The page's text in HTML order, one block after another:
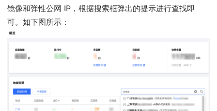
镜像和弹性公网 IP，根据搜索框弹出的提示进行查找即
可。如下图所示：